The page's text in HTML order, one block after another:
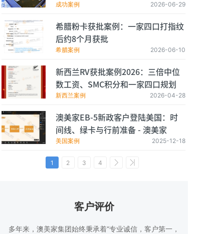
成功案例 2026-06-29
希腊粉卡获批案例：一家四口打指纹
后约8个月获批
希腊案例 2026-06-10
新西兰RV获批案例2026：三倍中位
数工资、SMC积分和一家四口规划
新西兰案例 2026-04-28
澳美家EB-5新政客户登陆美国：时
间线、绿卡与行前准备 - 澳美家
美国案例 2025-12-18
1 2 3 4
客户评价
多年来，澳美家集团始终秉承着“专业诚信，客户第一，